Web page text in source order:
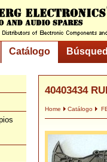
Catálogo
40403434
Home Catálogo